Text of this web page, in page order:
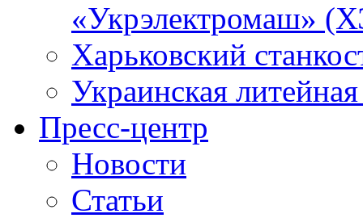
«Укрэлектромаш»
Харьковский
Украинская
Пресс-центр
Новости
Статьи